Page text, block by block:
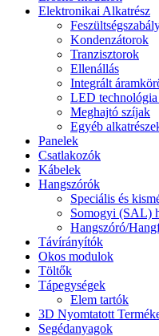
Elektronikai Alkatrész
Kondenzátorok
Tranzisztorok
Ellenállás
Integrált
LED technológia
Meghajtó szíjak
Egyéb
Panelek
Csatlakozók
Kábelek
Hangszórók
Speciális és
Somogyi (SAL)
Hangszóró/
Távírányítók
Okos modulok
Töltők
Tápegységek
Elem tartók
3D Nyomtatott
Segédanyagok